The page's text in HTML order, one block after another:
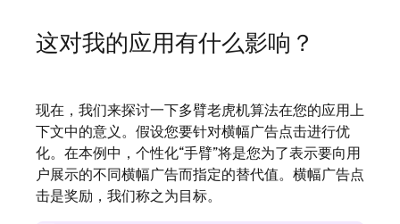
这对我的应用有什么影响？
现在，我们来探讨一下多臂老虎机算法在您的应用上
下文中的意义。假设您要针对横幅广告点击进行优
化。在本例中，个性化“手臂”将是您为了表示要向用
户展示的不同横幅广告而指定的替代值。 横幅广告点
击是奖励，我们称之为目标。